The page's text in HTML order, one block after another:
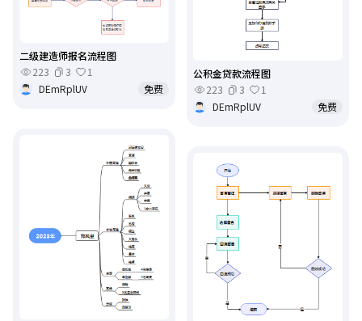
公积金贷款流程图
223
3
1
DEmRplUV
免费
二级建造师报名流程图
223
3
1
DEmRplUV
免费